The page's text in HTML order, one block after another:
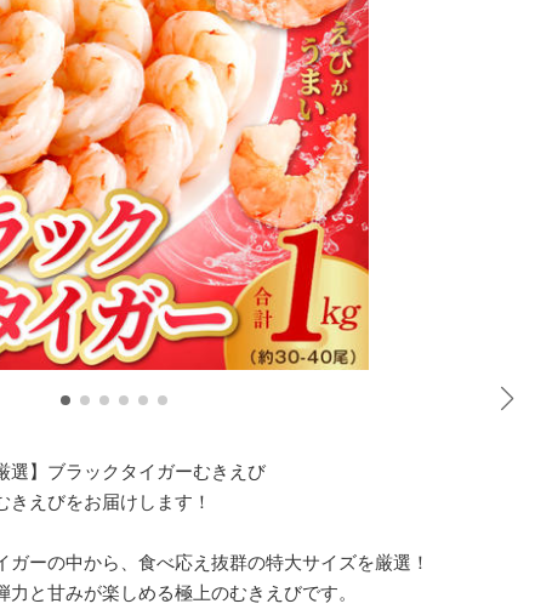
選】ブラックタイガーむきえび
えびをお届けします！
ーの中から、食べ応え抜群の特大サイズを厳選！
と甘みが楽しめる極上のむきえびです。